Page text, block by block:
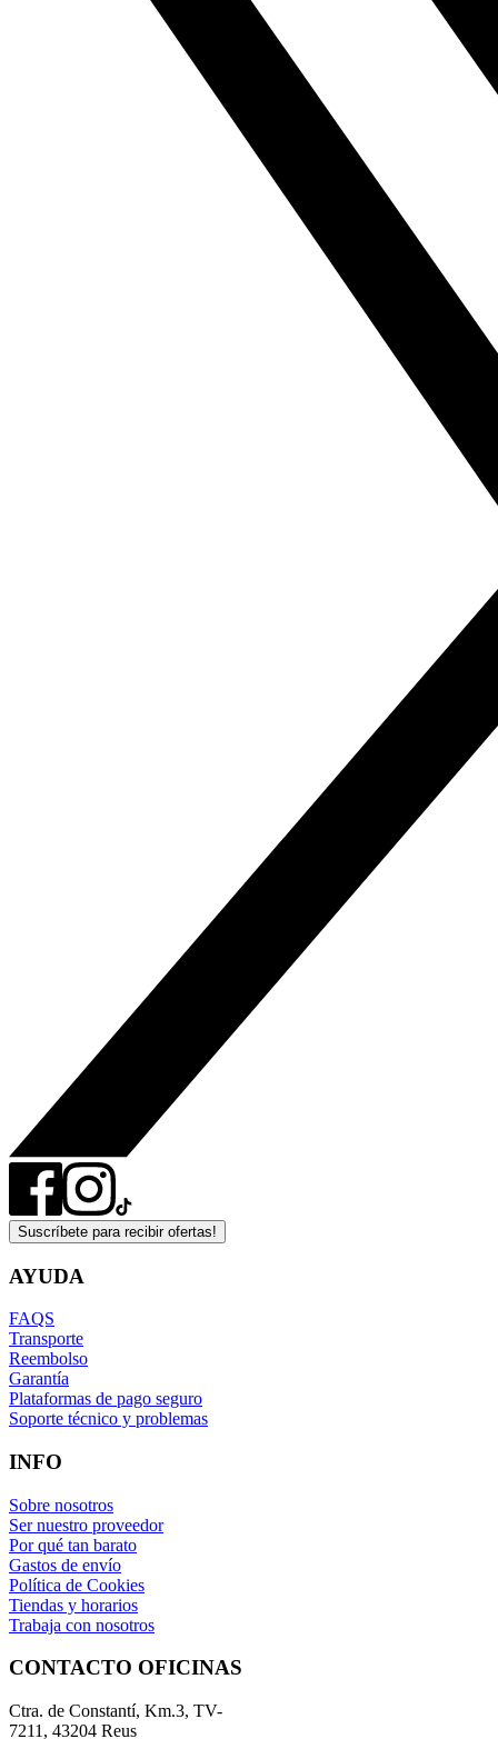
Suscríbete para recibir ofertas!
AYUDA
FAQS
Transporte
Reembolso
Garantía
Plataformas de pago seguro
Soporte técnico y problemas
INFO
Sobre nosotros
Ser nuestro proveedor
Por qué tan barato
Gastos de envío
Política de Cookies
Tiendas y horarios
Trabaja con nosotros
CONTACTO OFICINAS
Ctra. de Constantí, Km.3, TV-
7211, 43204 Reus